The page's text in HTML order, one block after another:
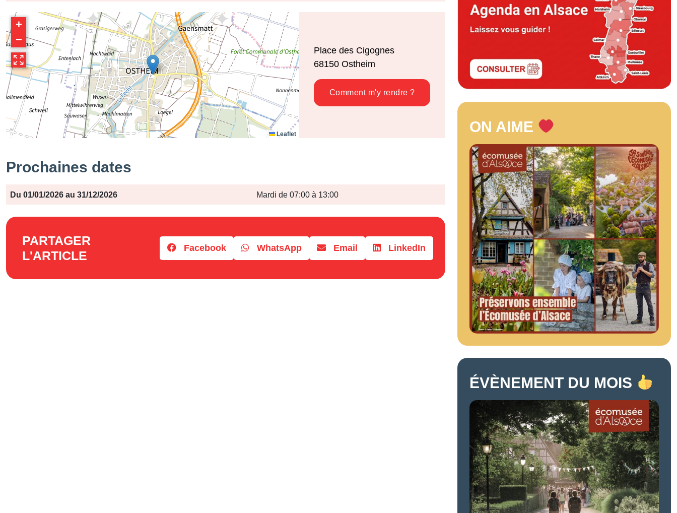
+
−
Leaflet
Place des Cigognes
68150 Ostheim
Comment m'y rendre ?
Prochaines dates
Période Jours Horaires
Du 01/01/2026 au 31/12/2026 Mardi de 07:00 à 13:00
PARTAGER
L'ARTICLE
Facebook WhatsApp Email LinkedIn
ON AIME
ÉVÈNEMENT DU MOIS